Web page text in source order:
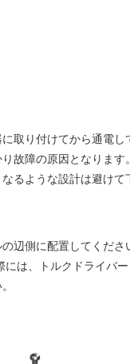
取り付けてから通電
故障の原因となりま
るような設計は避けて
辺側に配置してくだ
には、トルクドライ